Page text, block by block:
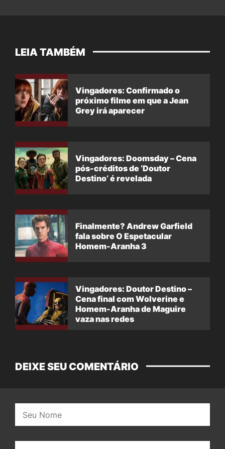
LEIA TAMBÉM
Vingadores: Confirmado o
próximo filme em que a Jean
Grey irá aparecer
Vingadores: Doomsday – Cena
pós-créditos de ‘Doutor
Destino’ é revelada
Finalmente? Andrew Garfield
fala sobre O Espetacular
Homem-Aranha 3
Vingadores: Doutor Destino –
Cena final com Wolverine e
Homem-Aranha de Maguire
vaza nas redes
DEIXE SEU COMENTÁRIO